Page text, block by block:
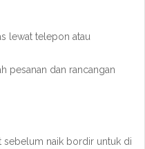
lewat telepon atau
pesanan dan rancangan
sebelum naik bordir untuk di